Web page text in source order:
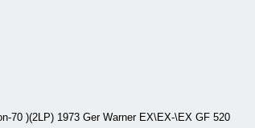
70 )(2LP) 1973 Ger Warner EX\EX-\EX GF 520